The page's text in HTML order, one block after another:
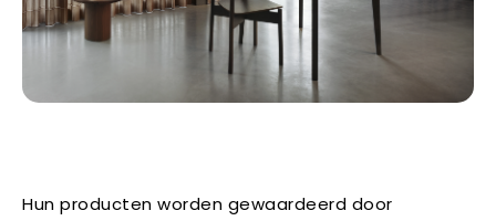
Hun producten worden gewaardeerd door